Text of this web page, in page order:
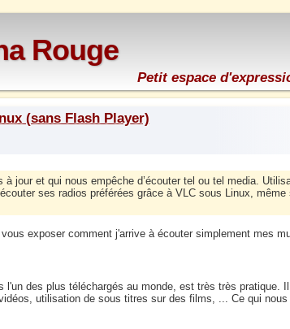
Rouge
Petit espace
(sans Flash Player)
jour et qui nous empêche d’écouter tel ou tel media.
ses radios préférées grâce à VLC sous Linux,
exposer comment j'arrive à écouter simplement mes
l'un des plus téléchargés au monde, est très très pratique.
utilisation de sous titres sur des films, ... Ce qui nous